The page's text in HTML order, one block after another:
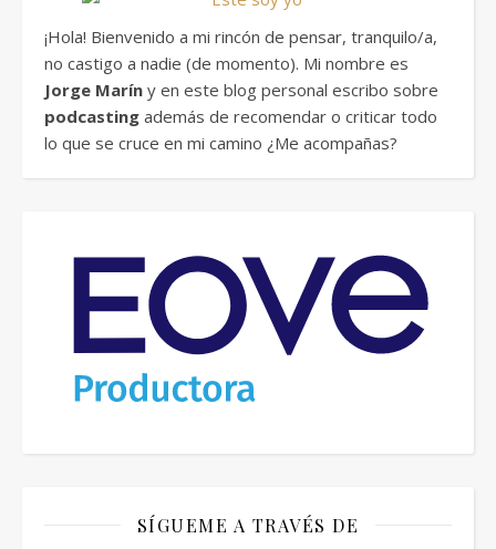
¡Hola! Bienvenido a mi rincón de pensar, tranquilo/a,
no castigo a nadie (de momento). Mi nombre es
Jorge Marín y en este blog personal escribo sobre
podcasting además de recomendar o criticar todo
lo que se cruce en mi camino ¿Me acompañas?
SÍGUEME A TRAVÉS DE